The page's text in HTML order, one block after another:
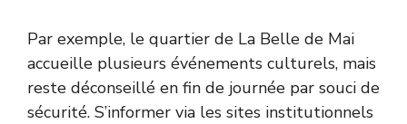
Par exemple, le quartier de La Belle de Mai
accueille plusieurs événements culturels, mais
reste déconseillé en fin de journée par souci de
sécurité. S’informer via les sites institutionnels